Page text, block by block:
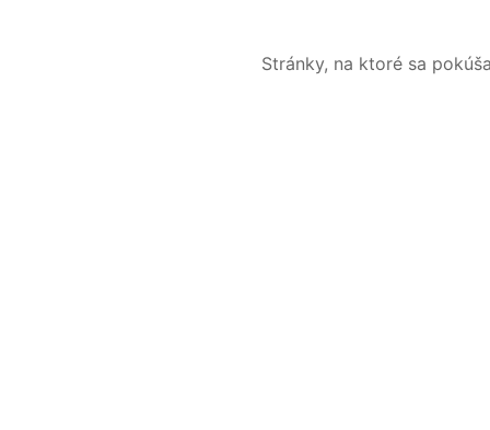
Stránky, na ktoré sa